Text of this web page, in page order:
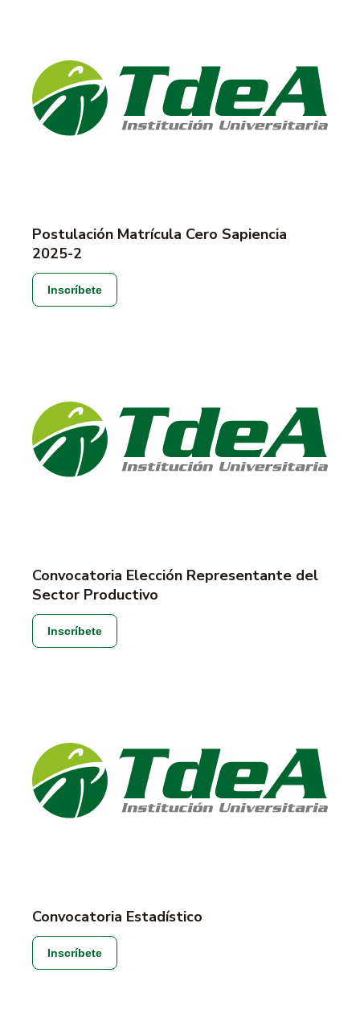
Postulación Matrícula Cero Sapiencia
2025-2
Inscríbete
Convocatoria Elección Representante del
Sector Productivo
Inscríbete
Convocatoria Estadístico
Inscríbete